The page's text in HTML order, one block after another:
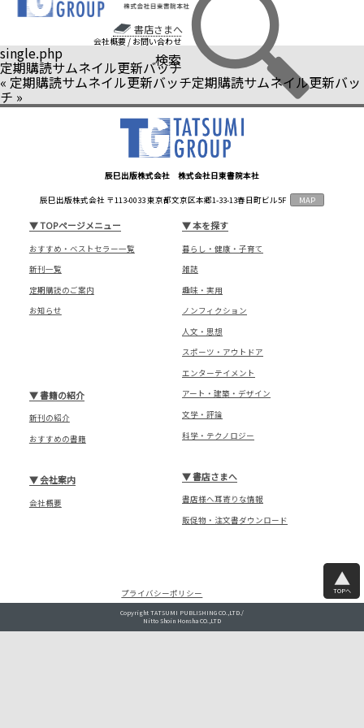
書店さまへ
会社概要 / お問い合わせ
検索
single.php
定期購読サムネイル更新バッチ
« 定期購読サムネイル更新バッチ定期購読サムネイル更新バッ
チ »
辰巳出版株式会社 株式会社日東書院本社
辰巳出版株式会社 〒113-0033 東京都文京区本郷1-33-13春日町ビル5F MAP
▼TOPページメニュー
おすすめ・ベストセラー一覧
新刊一覧
定期購読のご案内
お知らせ
▼本を探す
暮らし・健康・子育て
雑誌
趣味・実用
ノンフィクション
人文・思想
スポーツ・アウトドア
エンターテイメント
アート・建築・デザイン
文学・評論
科学・テクノロジー
▼書籍の紹介
新刊の紹介
おすすめの書籍
▼書店さまへ
書店様へ耳寄りな情報
販促物・注文書ダウンロード
▼会社案内
会社概要
プライバシーポリシー TOPへ
Copyright TATSUMI PUBLISHING CO.,LTD./
Nitto Shoin Honsha CO.,LTD